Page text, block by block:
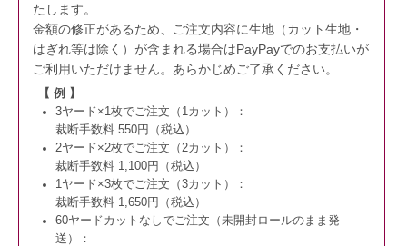
たします。
金額の修正があるため、ご注文内容に生地（カット生地・
はぎれ等は除く）が含まれる場合はPayPayでのお支払いが
ご利用いただけません。 あらかじめご了承ください。
【 例 】
3ヤード×1枚でご注文（1カット）：
裁断手数料 550円（税込）
2ヤード×2枚でご注文（2カット）：
裁断手数料 1,100円（税込）
1ヤード×3枚でご注文（3カット）：
裁断手数料 1,650円（税込）
60ヤードカットなしでご注文（未開封ロールのまま発
送）：